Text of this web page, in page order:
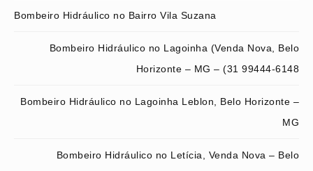
Bombeiro Hidráulico no Bairro Vila Suzana
Bombeiro Hidráulico no Lagoinha (Venda Nova, Belo
Horizonte – MG – (31 99444-6148
Bombeiro Hidráulico no Lagoinha Leblon, Belo Horizonte –
MG
Bombeiro Hidráulico no Letícia, Venda Nova – Belo